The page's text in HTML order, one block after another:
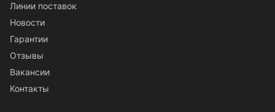
Линии поставок
Новости
Гарантии
Отзывы
Вакансии
Контакты